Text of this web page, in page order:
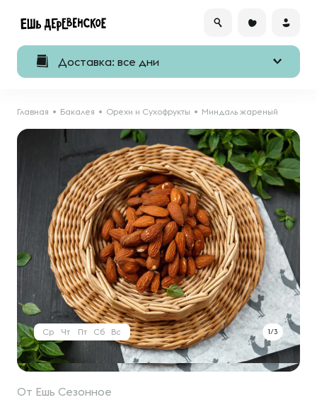
Доставка: все дни
Главная Бакалея Орехи и Сухофрукты Миндаль жареный
1/3
Ср Чт Пт Сб Вс
От Ешь Сезонное